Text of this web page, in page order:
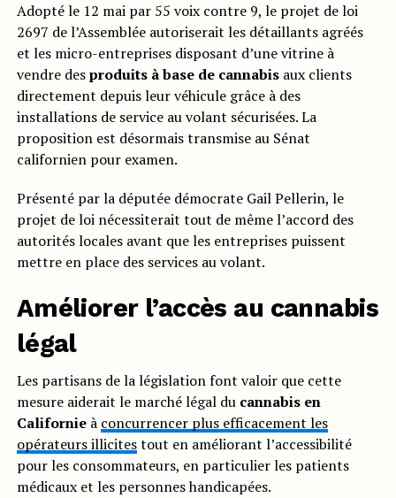
Adopté le 12 mai par 55 voix contre 9, le projet de loi
2697 de l’Assemblée autoriserait les détaillants agréés
et les micro-entreprises disposant d’une vitrine à
vendre desproduits à base de cannabisaux clients
directement depuis leur véhicule grâce à des
installations de service au volant sécurisées. La
proposition est désormais transmise au Sénat
californien pour examen.
Présenté par la députée démocrate Gail Pellerin, le
projet de loi nécessiterait tout de même l’accord des
autorités locales avant que les entreprises puissent
mettre en place des services au volant.
Améliorer l’accès au cannabis
légal
Les partisans de la législation font valoir que cette
mesure aiderait le marché légal du cannabis en
Californieà concurrencer plus efficacement les
opérateurs illicitestout en améliorant l’accessibilité
pour les consommateurs, en particulier les patients
médicaux et les personnes handicapées.